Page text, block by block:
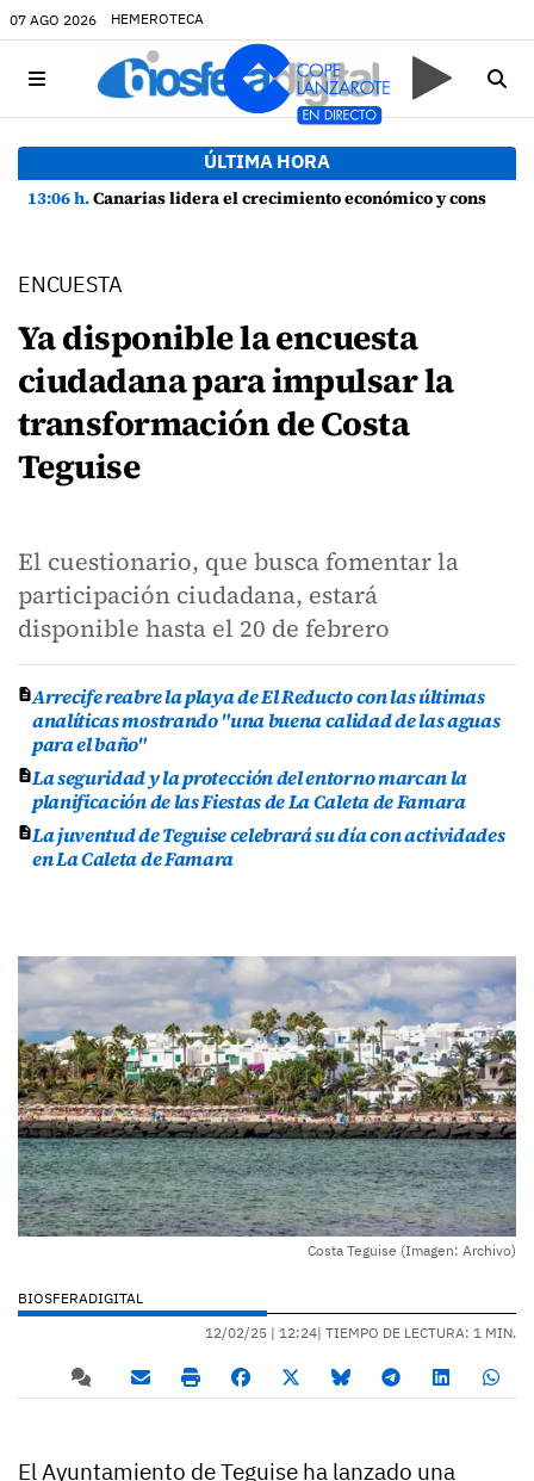
07 AGO 2026 HEMEROTECA
ÚLTIMA HORA
13:06 h.Canarias lidera el crecimiento económico y consolida su recuperación con un empleo en máximos históricos
ENCUESTA
Ya disponible la encuesta
ciudadana para impulsar la
transformación de Costa
Teguise
El cuestionario, que busca fomentar la
participación ciudadana, estará
disponible hasta el 20 de febrero
Arrecife reabre la playa de El Reducto con las últimas
analíticas mostrando "una buena calidad de las aguas
para el baño"
La seguridad y la protección del entorno marcan la
planificación de las Fiestas de La Caleta de Famara
La juventud de Teguise celebrará su día con actividades
en La Caleta de Famara
Costa Teguise (Imagen: Archivo)
BIOSFERADIGITAL
12/02/25 | 12:24| TIEMPO DE LECTURA: 1 MIN.
El Ayuntamiento de Teguise ha lanzado una